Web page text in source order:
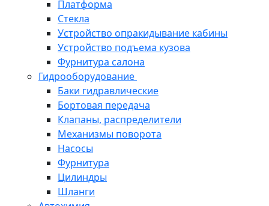
Платформа
Стекла
Устройство опракидывание кабины
Устройство подъема кузова
Фурнитура салона
Гидрооборудование
Баки гидравлические
Бортовая передача
Клапаны, распределители
Механизмы поворота
Насосы
Фурнитура
Цилиндры
Шланги